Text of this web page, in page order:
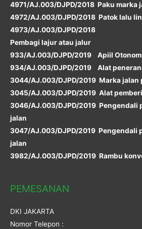
4971/AJ.003/DJPD/2018 Paku marka
4972/AJ.003/DJPD/2018 Patok lalu
4973/AJ.003/DJPD/2018
Pembagi lajur atau jalur
933/AJ.003/DJPD/2019 Apiil Otonom
934/AJ.003/DJPD/2019 Alat
3044/AJ.003/DJPD/2019 Marka jalan
3045/AJ.003/DJPD/2019 Alat
3046/AJ.003/DJPD/2019 Pengendali
jalan
3047/AJ.003/DJPD/2019 Pengendali
jalan
3982/AJ.003/DJPD/2019 Rambu
PEMESANAN
DKI JAKARTA
Nomor Telepon :